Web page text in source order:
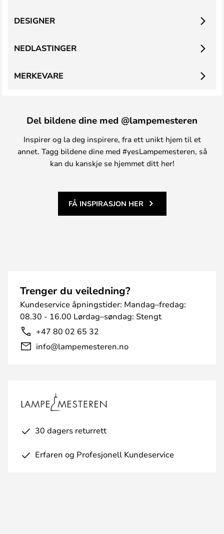
DESIGNER
NEDLASTINGER
MERKEVARE
Del bildene dine med @lampemesteren
Inspirer og la deg inspirere, fra ett unikt hjem til et
annet. Tagg bildene dine med #yesLampemesteren, så
kan du kanskje se hjemmet ditt her!
FÅ INSPIRASJON HER
Trenger du veiledning?
Kundeservice åpningstider: Mandag–fredag:
08.30 - 16.00 Lørdag–søndag: Stengt
+47 80 02 65 32
info@lampemesteren.no
30 dagers returrett
Erfaren og Profesjonell Kundeservice